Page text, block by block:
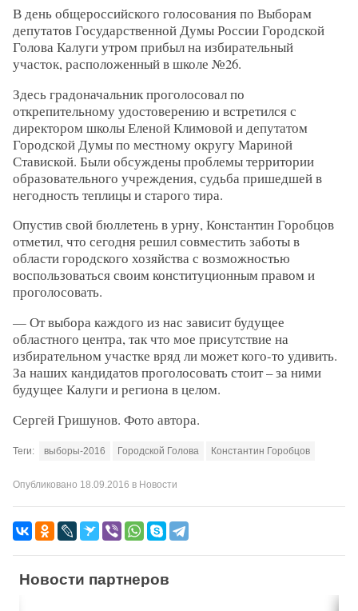
В день общероссийского голосования по Выборам
депутатов Государственной Думы России Городской
Голова Калуги утром прибыл на избирательный
участок, расположенный в школе №26.
Здесь градоначальник проголосовал по
открепительному удостоверению и встретился с
директором школы Еленой Климовой и депутатом
Городской Думы по местному округу Мариной
Ставиской. Были обсуждены проблемы территории
образовательного учреждения, судьба пришедшей в
негодность теплицы и старого тира.
Опустив свой бюллетень в урну, Константин Горобцов
отметил, что сегодня решил совместить заботы в
области городского хозяйства с возможностью
воспользоваться своим конституционным правом и
проголосовать.
— От выбора каждого из нас зависит будущее
областного центра, так что мое присутствие на
избирательном участке вряд ли может кого-то удивить.
За наших кандидатов проголосовать стоит – за ними
будущее Калуги и региона в целом.
Сергей Гришунов. Фото автора.
Теги: выборы-2016 Городской Голова Константин Горобцов
Опубликовано 18.09.2016 в Новости
Новости партнеров